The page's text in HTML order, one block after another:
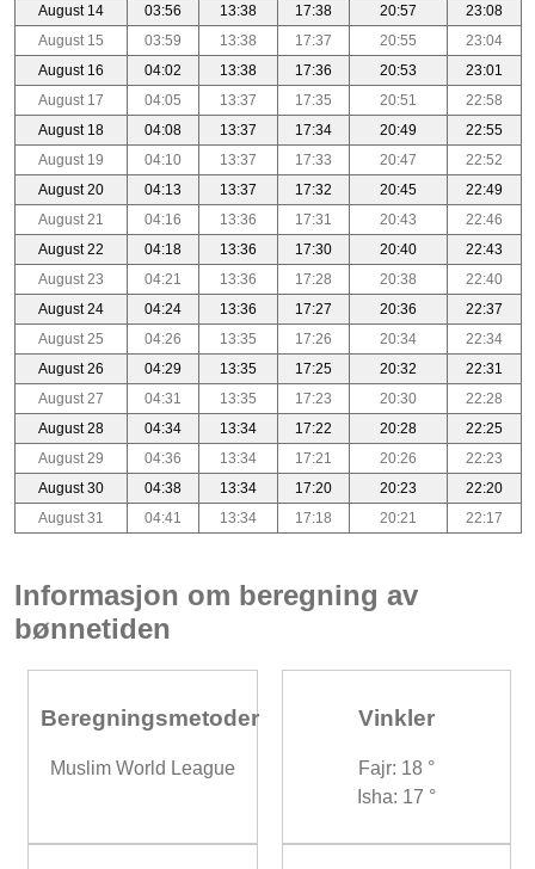
August 14
03:56 13:38 17:38 20:57
23:08
August 15
03:59 13:38 17:37 20:55
23:04
August 16
04:02 13:38 17:36 20:53
23:01
August 17
04:05 13:37 17:35 20:51
22:58
August 18
04:08 13:37 17:34 20:49
22:55
August 19
04:10 13:37 17:33 20:47
22:52
August 20
04:13 13:37 17:32 20:45
22:49
August 21
04:16 13:36 17:31 20:43
22:46
August 22
04:18 13:36 17:30 20:40
22:43
August 23
04:21 13:36 17:28 20:38
22:40
August 24
04:24 13:36 17:27 20:36
22:37
August 25
04:26 13:35 17:26 20:34
22:34
August 26
04:29 13:35 17:25 20:32
22:31
August 27
04:31 13:35 17:23 20:30
22:28
August 28
04:34 13:34 17:22 20:28
22:25
August 29
04:36 13:34 17:21 20:26
22:23
August 30
04:38 13:34 17:20 20:23
22:20
August 31
04:41 13:34 17:18 20:21 22:17
Informasjon om beregning av
bønnetiden
Beregningsmetoder
Muslim World League
Vinkler
Fajr: 18 °
Isha: 17 °